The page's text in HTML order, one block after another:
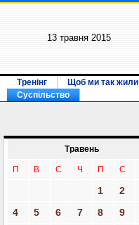
13 травня 2015
Тренінг Щоб ми так жили
Суспільство
Травень
П В С Ч П С
1 2
4
5 6 7 8 9